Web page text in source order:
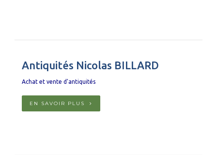
Antiquités Nicolas BILLARD
Achat et vente d'antiquités
EN SAVOIR PLUS